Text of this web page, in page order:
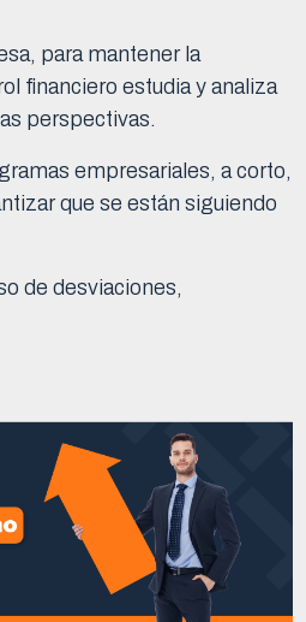
para mantener la
financiero estudia y analiza
perspectivas.
empresariales, a corto,
que se están siguiendo
de desviaciones,